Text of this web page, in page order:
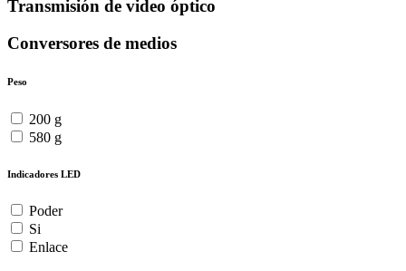
Transmisión de video óptico
Conversores de medios
Peso
200 g
580 g
Indicadores LED
Poder
Si
Enlace